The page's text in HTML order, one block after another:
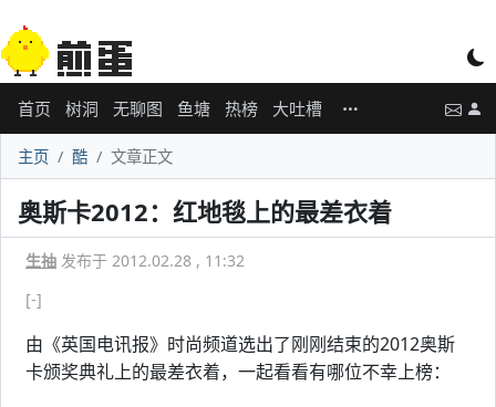
首页 树洞 无聊图 鱼塘 热榜 大吐槽
主页 酷 文章正文
奥斯卡2012：红地毯上的最差衣着
生抽 发布于 2012.02.28 , 11:32
[-]
由《英国电讯报》时尚频道选出了刚刚结束的2012奥斯
卡颁奖典礼上的最差衣着，一起看看有哪位不幸上榜：